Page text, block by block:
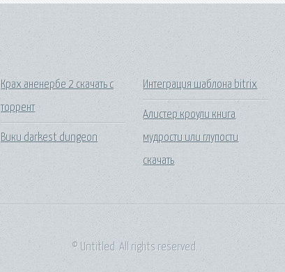
Крах аненербе 2 скачать с
торрент
Вики darkest dungeon
Интеграция шаблона bitrix
Алистер кроули книга
мудрости или глупости
скачать
© Untitled. All rights reserved.